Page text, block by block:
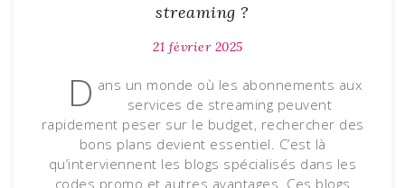
streaming ?
21 février 2025
D ans un monde où les abonnements aux
services de streaming peuvent
rapidement peser sur le budget, rechercher des
bons plans devient essentiel. C’est là
qu’interviennent les blogs spécialisés dans les
codes promo et autres avantages. Ces blogs